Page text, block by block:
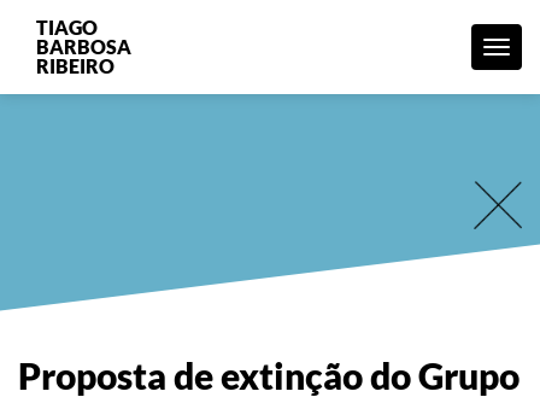
Menu
TIAGO
BARBOSA
RIBEIRO
Proposta de extinção do Grupo